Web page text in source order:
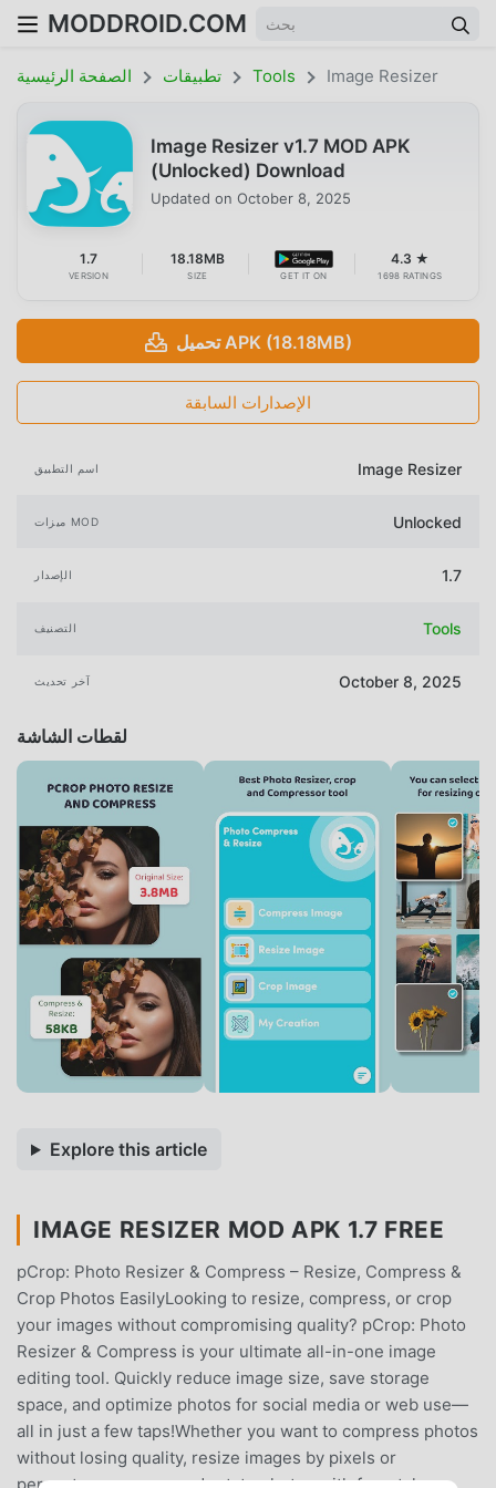
MODDROID.COM
الصفحة الرئيسية تطبيقات Tools Image Resizer
Image Resizer v1.7 MOD APK
(Unlocked) Download
Updated on October 8, 2025
1.7
VERSION
18.18MB
SIZE GET IT ON
4.3 ★
1698 RATINGS
تحميل APK (18.18MB)
الإصدارات السابقة
اسم التطبيق Image Resizer
ميزات MOD Unlocked
الإصدار 1.7
التصنيف Tools
آخر تحديث October 8, 2025
لقطات الشاشة
Explore this article
IMAGE RESIZER MOD APK 1.7 FREE
pCrop: Photo Resizer & Compress – Resize, Compress &
Crop Photos EasilyLooking to resize, compress, or crop
your images without compromising quality? pCrop: Photo
Resizer & Compress is your ultimate all-in-one image
editing tool. Quickly reduce image size, save storage
space, and optimize photos for social media or web use—
all in just a few taps!Whether you want to compress photos
without losing quality, resize images by pixels or